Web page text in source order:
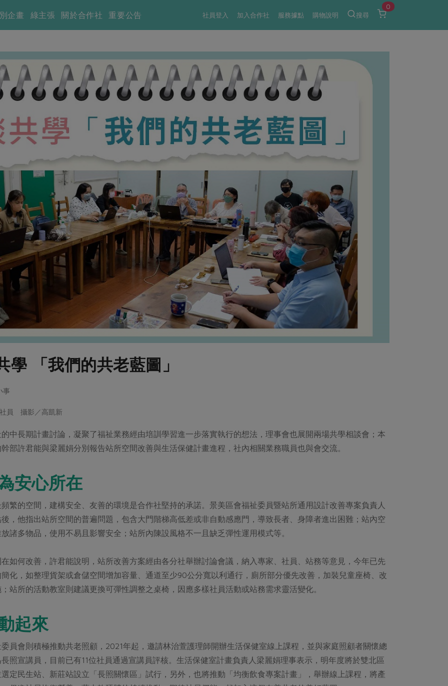
社員登入 加入合作社 服務據點 購物說明 搜尋
0
企畫 綠主張 關於合作社 重要公告
學 「我們的共老藍圖」
事
員 攝影／高凱新
中長期計畫討論，凝聚了福祉業務經由培訓學習進一步落實執行的想法，理事會也展開兩場共學相談會；本
部許君能與梁麗娟分別報告站所空間改善與生活保健計畫進程，社內相關業務職員也與會交流。
安心所在
繁的空間，建構安全、友善的環境是合作社堅持的承諾。景美區會福祉委員暨站所通用設計改善專案負責人
，他指出站所空間的普遍問題，包含大門階梯高低差或非自動感應門，導致長者、身障者進出困難；站內空
諸多物品，使用不易且影響安全；站所內陳設風格不一且缺乏彈性運用模式等。
如何改善，許君能說明，站所改善方案經由各分社舉辦討論會議，納入專家、社員、站務等意見，今年已先
化，如整理貨架或倉儲空間增加容量、通道至少90公分寬以利通行，廁所部分優先改善，加裝兒童座椅、改
站所的活動教室則建議更換可彈性調整之桌椅，因應多樣社員活動或站務需求靈活變化。
起來
員會則積極推動共老照顧，2021年起，邀請林治萱護理師開辦生活保健室線上課程，並與家庭照顧者關懷總
照宣講員，目前已有11位社員通過宣講員評核。生活保健室計畫負責人梁麗娟理事表示，明年度將於雙北區
定民生站、新莊站設立「長照關懷區」試行，另外，也將推動「均衡飲食專案計畫」，舉辦線上課程，將產